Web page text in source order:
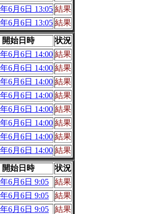
6月6日 13:05 結果
6月6日 13:05 結果
開始日時
状況
6月6日 14:00 結果
6月6日 14:00 結果
6月6日 14:00 結果
6月6日 14:00 結果
6月6日 14:00 結果
6月6日 14:00 結果
6月6日 14:00 結果
6月6日 14:00 結果
開始日時
状況
6月6日 9:05
結果
6月6日 9:05
結果
6月6日 9:05
結果